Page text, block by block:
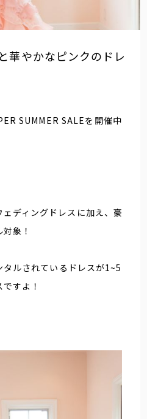
華やかなピンクのドレ
SUMMER SALEを開催中
ディングドレスに加え、豪
象！
ルされているドレスが1~5
すよ！